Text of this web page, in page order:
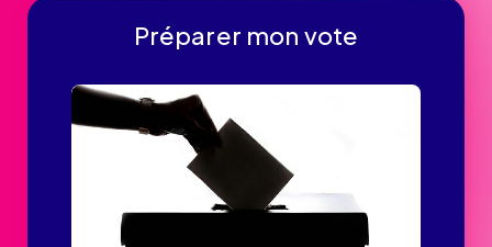
Préparer mon vote